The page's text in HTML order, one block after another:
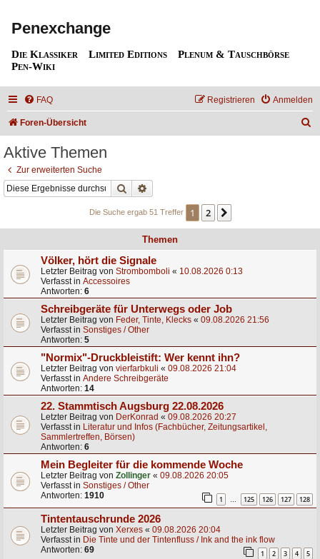
Penexchange
Die Klassiker Limited Editions
Plenum & Tauschbörse
Pen-Wiki
FAQ Anmelden
Registrieren
Foren-Übersicht
Aktive Themen
Zur erweiterten Suche
Suche
Die Suche ergab 51 Treffer 1 2
Themen
Völker, hört die Signale
Letzter Beitrag von Strombomboli « 10.08.2026 0:13
Verfasst in Accessoires
Antworten: 6
Schreibgeräte für Unterwegs oder Job
Letzter Beitrag von Feder, Tinte, Klecks « 09.08.2026 21:56
Verfasst in Sonstiges / Other
Antworten: 5
"Normix"-Druckbleistift: Wer kennt ihn?
Letzter Beitrag von vierfarbkuli « 09.08.2026 21:04
Verfasst in Andere Schreibgeräte
Antworten: 14
22. Stammtisch Augsburg 22.08.2026
Letzter Beitrag von DerKonrad « 09.08.2026 20:27
Verfasst in Literatur und Infos (Fachbücher, Zeitungsartikel,
Sammlertreffen, Börsen)
Antworten: 6
Mein Begleiter für die kommende Woche
Letzter Beitrag von Zollinger « 09.08.2026 20:05
Verfasst in Sonstiges / Other
Antworten: 1910 1 … 125 126 127 128
Tintentauschrunde 2026
Letzter Beitrag von Xerxes « 09.08.2026 20:04
Verfasst in Die Tinte und der Tintenfluss / Ink and the ink flow
Antworten: 69 1 2 3 4 5